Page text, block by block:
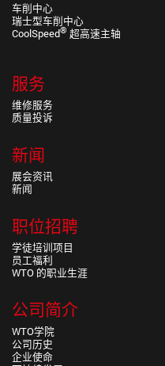
车削中心
瑞士型车削中心
CoolSpeed® 超高速主轴
服务
维修服务
质量投诉
新闻
展会资讯
新闻
职位招聘
学徒培训项目
员工福利
WTO 的职业生涯
公司简介
WTO学院
公司历史
企业使命